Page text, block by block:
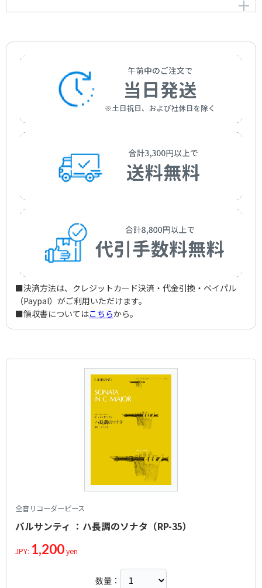
ハ長調のソナタ Op.1-2
作曲者：バルサンティ，フランチェスコ
■決済方法は、クレジットカード決済・代金引換・ペイパル
（Paypal）がご利用いただけます。
■領収書についてはこちらから。
全音リコーダーピース
バルサンティ ：ハ長調のソナタ（RP-35）
JPY: 1,200yen
数量：